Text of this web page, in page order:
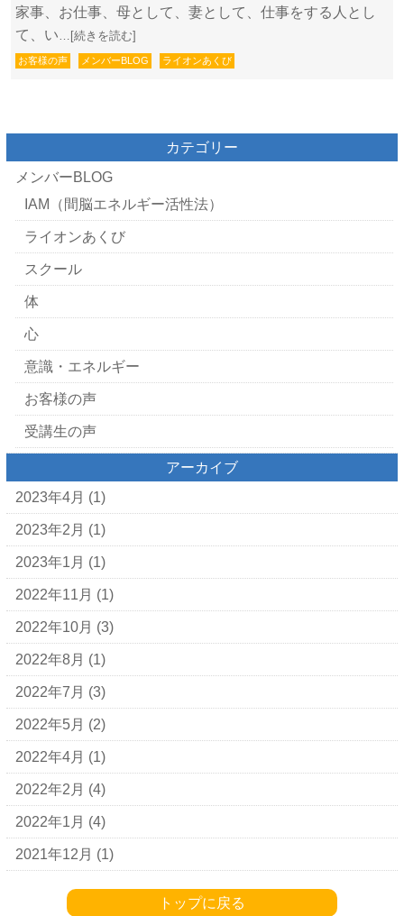
家事、お仕事、母として、妻として、仕事をする人とし
て、い …[続きを読む]
お客様の声 メンバーBLOG ライオンあくび
カテゴリー
メンバーBLOG
IAM（間脳エネルギー活性法）
ライオンあくび
スクール
体
心
意識・エネルギー
お客様の声
受講生の声
アーカイブ
2023年4月 (1)
2023年2月 (1)
2023年1月 (1)
2022年11月 (1)
2022年10月 (3)
2022年8月 (1)
2022年7月 (3)
2022年5月 (2)
2022年4月 (1)
2022年2月 (4)
2022年1月 (4)
2021年12月 (1)
トップに戻る